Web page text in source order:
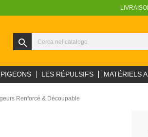
search
LES RÉPULSIFS MATÉRIELS
Renforcé & Découpable